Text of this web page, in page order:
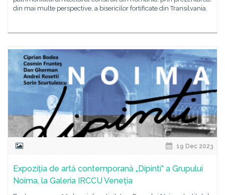
din mai multe perspective, a bisericilor fortificate din Transilvania.
19 Dec 2023
Expoziția de artă contemporană „Dipinti” a Grupului
Noima, la Galeria IRCCU Veneția